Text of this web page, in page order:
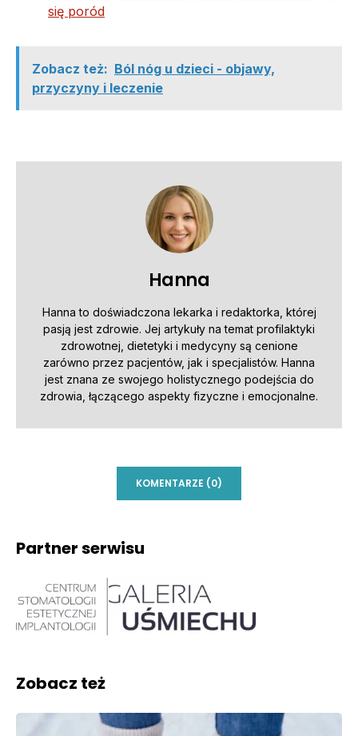
się poród
Zobacz też: Ból nóg u dzieci - objawy,
przyczyny i leczenie
Hanna
Hanna to doświadczona lekarka i redaktorka, której
pasją jest zdrowie. Jej artykuły na temat profilaktyki
zdrowotnej, dietetyki i medycyny są cenione
zarówno przez pacjentów, jak i specjalistów. Hanna
jest znana ze swojego holistycznego podejścia do
zdrowia, łączącego aspekty fizyczne i emocjonalne.
KOMENTARZE (0)
Partner serwisu
Zobacz też